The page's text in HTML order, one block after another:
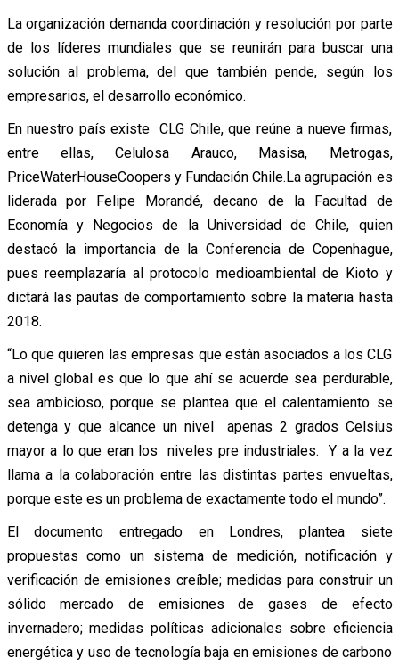
La organización demanda coordinación y resolución por parte
de los líderes mundiales que se reunirán para buscar una
solución al problema, del que también pende, según los
empresarios, el desarrollo económico.
En nuestro país existe CLG Chile, que reúne a nueve firmas,
entre ellas, Celulosa Arauco, Masisa, Metrogas,
PriceWaterHouseCoopers y Fundación Chile.La agrupación es
liderada por Felipe Morandé, decano de la Facultad de
Economía y Negocios de la Universidad de Chile, quien
destacó la importancia de la Conferencia de Copenhague,
pues reemplazaría al protocolo medioambiental de Kioto y
dictará las pautas de comportamiento sobre la materia hasta
2018.
“Lo que quieren las empresas que están asociados a los CLG
a nivel global es que lo que ahí se acuerde sea perdurable,
sea ambicioso, porque se plantea que el calentamiento se
detenga y que alcance un nivel apenas 2 grados Celsius
mayor a lo que eran los niveles pre industriales. Y a la vez
llama a la colaboración entre las distintas partes envueltas,
porque este es un problema de exactamente todo el mundo”.
El documento entregado en Londres, plantea siete
propuestas como un sistema de medición, notificación y
verificación de emisiones creíble; medidas para construir un
sólido mercado de emisiones de gases de efecto
invernadero; medidas políticas adicionales sobre eficiencia
energética y uso de tecnología baja en emisiones de carbono